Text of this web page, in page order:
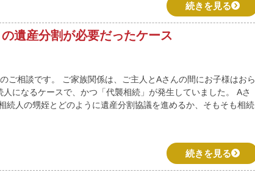
続きを見る
遺産分割が必要だったケース
ご相談です。 ご家族関係は、ご主人とAさんの間にお子様はおら
になるケースで、かつ「代襲相続」が発生していました。 Aさ
続人の甥姪とどのように遺産分割協議を進めるか、そもそも相続
続きを見る